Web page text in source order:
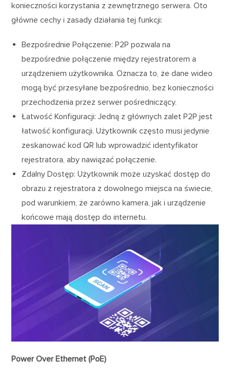
konieczności korzystania z zewnętrznego serwera. Oto
główne cechy i zasady działania tej funkcji:
Bezpośrednie Połączenie: P2P pozwala na
bezpośrednie połączenie między rejestratorem a
urządzeniem użytkownika. Oznacza to, że dane wideo
mogą być przesyłane bezpośrednio, bez konieczności
przechodzenia przez serwer pośredniczący.
Łatwość Konfiguracji: Jedną z głównych zalet P2P jest
łatwość konfiguracji. Użytkownik często musi jedynie
zeskanować kod QR lub wprowadzić identyfikator
rejestratora, aby nawiązać połączenie.
Zdalny Dostęp: Użytkownik może uzyskać dostęp do
obrazu z rejestratora z dowolnego miejsca na świecie,
pod warunkiem, że zarówno kamera, jak i urządzenie
końcowe mają dostęp do internetu.
Power Over Ethernet (PoE)